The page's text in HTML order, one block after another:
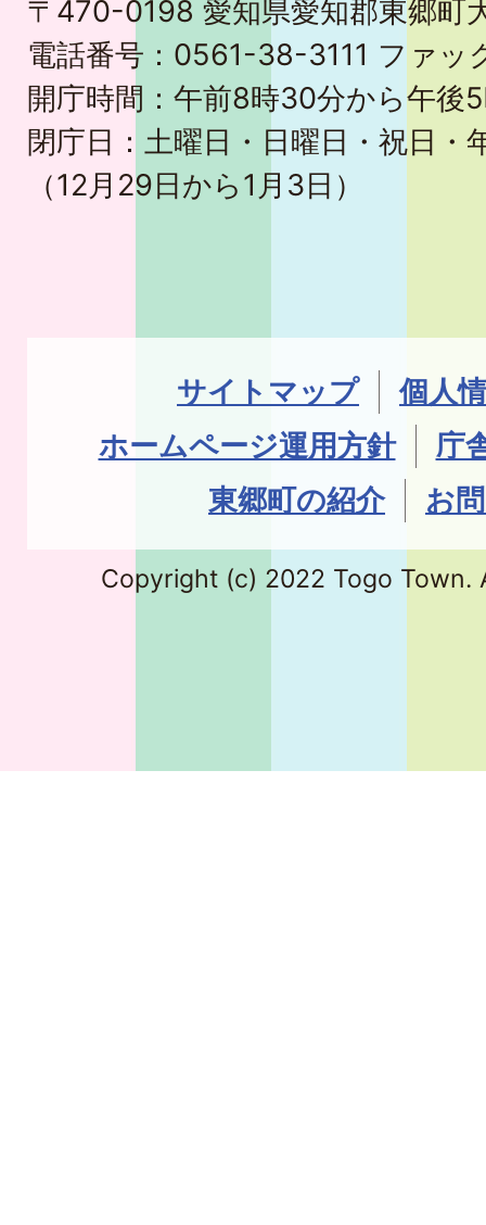
〒470-0198 愛知県愛知郡東郷町
電話番号：0561-38-3111 ファ
開庁時間：午前8時30分から午後
閉庁日：土曜日・日曜日・祝日・
（12月29日から1月3日）
サイトマップ
個人
ホームページ運用方針
庁
東郷町の紹介
お
Copyright (c) 2022 Togo Town.